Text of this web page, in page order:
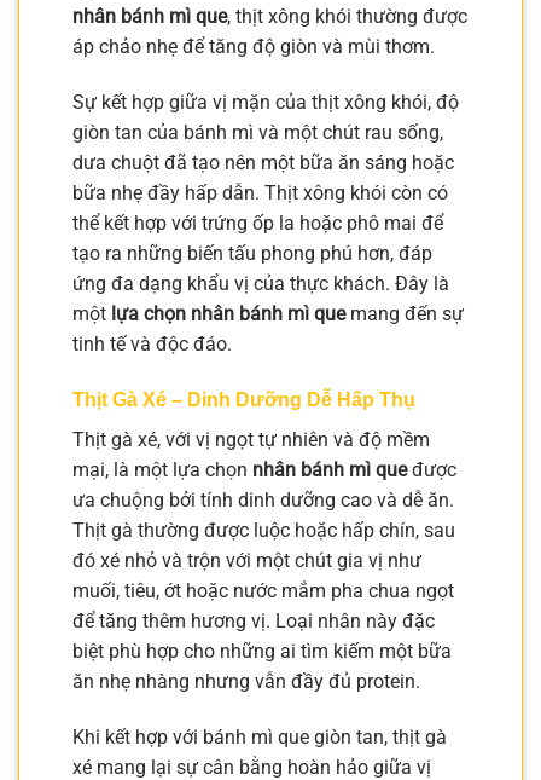
nhân bánh mì que, thịt xông khói thường được
áp chảo nhẹ để tăng độ giòn và mùi thơm.
Sự kết hợp giữa vị mặn của thịt xông khói, độ
giòn tan của bánh mì và một chút rau sống,
dưa chuột đã tạo nên một bữa ăn sáng hoặc
bữa nhẹ đầy hấp dẫn. Thịt xông khói còn có
thể kết hợp với trứng ốp la hoặc phô mai để
tạo ra những biến tấu phong phú hơn, đáp
ứng đa dạng khẩu vị của thực khách. Đây là
một lựa chọn nhân bánh mì quemang đến sự
tinh tế và độc đáo.
Thịt Gà Xé – Dinh Dưỡng Dễ Hấp Thụ
Thịt gà xé, với vị ngọt tự nhiên và độ mềm
mại, là một lựa chọn nhân bánh mì queđược
ưa chuộng bởi tính dinh dưỡng cao và dễ ăn.
Thịt gà thường được luộc hoặc hấp chín, sau
đó xé nhỏ và trộn với một chút gia vị như
muối, tiêu, ớt hoặc nước mắm pha chua ngọt
để tăng thêm hương vị. Loại nhân này đặc
biệt phù hợp cho những ai tìm kiếm một bữa
ăn nhẹ nhàng nhưng vẫn đầy đủ protein.
Khi kết hợp với bánh mì que giòn tan, thịt gà
xé mang lại sự cân bằng hoàn hảo giữa vị